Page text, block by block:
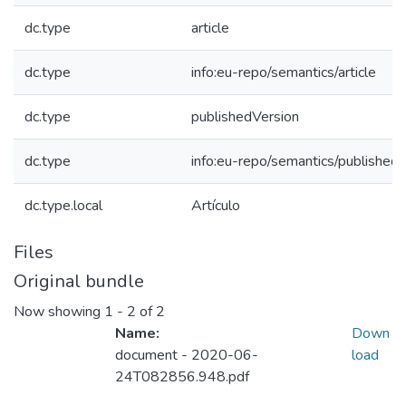
dc.type article
dc.type info:eu-repo/semantics/article
dc.type publishedVersion
dc.type info:eu-repo/semantics/
dc.type.local Artículo
Files
Original bundle
Now showing 1 - 2 of 2
Name:
document - 2020-06-
24T082856.948.pdf
Down
load